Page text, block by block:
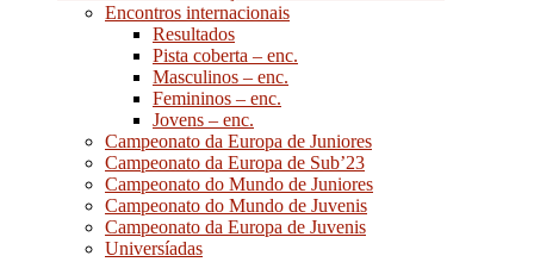
Encontros internacionais
Resultados
Pista coberta – enc.
Masculinos – enc.
Femininos – enc.
Jovens – enc.
Campeonato da Europa de Juniores
Campeonato da Europa de Sub’23
Campeonato do Mundo de Juniores
Campeonato do Mundo de Juvenis
Campeonato da Europa de Juvenis
Universíadas